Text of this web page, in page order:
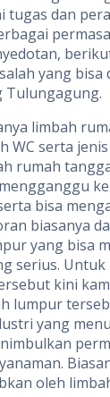
tugas dan
yang bisa
Tulungagung.
limbah
WC serta
rumah
bisa
biasanya
yang bisa
serius. Untuk
kini
lumpur
yang
oleh